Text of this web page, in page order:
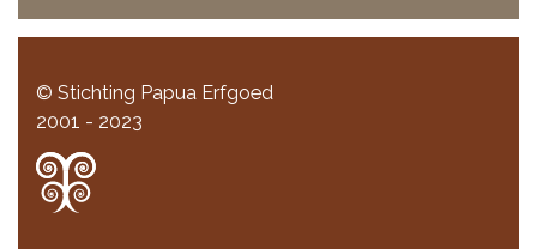
© Stichting Papua Erfgoed
2001 - 2023